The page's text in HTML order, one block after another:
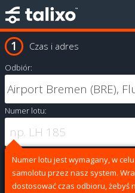
Czas i adres
Odbiór:
Numer lotu:
Numer lotu jest wymagany, w
samolotu przez nasz system.
dostosować czas odbioru, żebyś